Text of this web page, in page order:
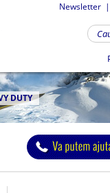
Newsletter |
DUTY